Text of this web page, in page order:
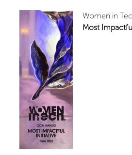
Партнеры
Контакты
Вакансии
Women in
Most